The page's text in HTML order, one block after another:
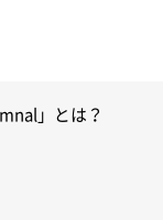
」とは？